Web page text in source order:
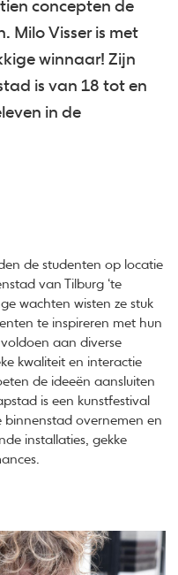
concepten de
Milo Visser is met
winnaar! Zijn
is van 18 tot en
in de
de studenten op locatie
van Tilburg ‘te
wachten wisten ze stuk
te inspireren met hun
aan diverse
kwaliteit en interactie
de ideeën aansluiten
is een kunstfestival
binnenstad overnemen en
installaties, gekke